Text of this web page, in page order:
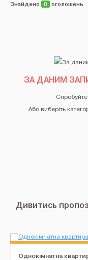
Знайдено 0 оголошень
ЗА ДАНИМ
Або виберіть
Дивитись
Однокімнатна